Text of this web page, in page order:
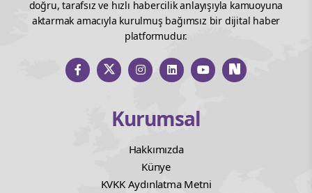
doğru, tarafsız ve hızlı habercilik anlayışıyla kamuoyuna
aktarmak amacıyla kurulmuş bağımsız bir dijital haber
platformudur.
Kurumsal
Hakkımızda
Künye
KVKK Aydınlatma Metni